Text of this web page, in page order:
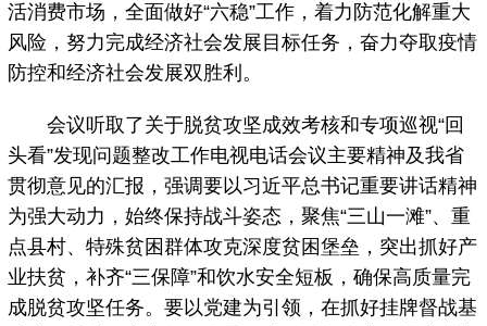
活消费市场，全面做好“六稳”工作，着力防范化解重大
风险，努力完成经济社会发展目标任务，奋力夺取疫情
防控和经济社会发展双胜利。
会议听取了关于脱贫攻坚成效考核和专项巡视“回
头看”发现问题整改工作电视电话会议主要精神及我省
贯彻意见的汇报，强调要以习近平总书记重要讲话精神
为强大动力，始终保持战斗姿态，聚焦“三山一滩”、重
点县村、特殊贫困群体攻克深度贫困堡垒，突出抓好产
业扶贫，补齐“三保障”和饮水安全短板，确保高质量完
成脱贫攻坚任务。要以党建为引领，在抓好挂牌督战基